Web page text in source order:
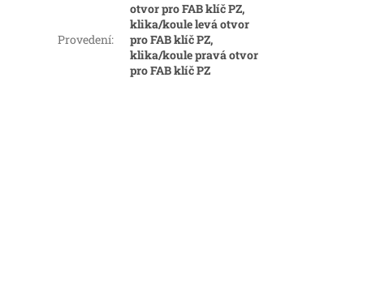
Provedení:
otvor pro FAB klíč PZ,
klika/koule levá otvor
pro FAB klíč PZ,
klika/koule pravá otvor
pro FAB klíč PZ